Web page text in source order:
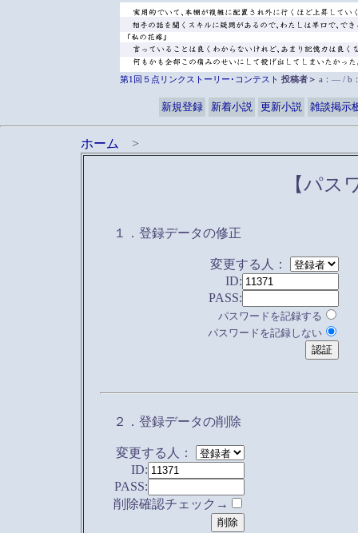
第1回５点リンクストーリー･コンテスト 投稿者＞ a：― / b
新規登録 新着小説 更新小説 雑談掲示
ホーム >
【パス
１．登録データの修正
変更する人：
ID:
PASS:
パスワードを記録する
パスワードを記録しない
２．登録データの削除
変更する人：
ID:
PASS:
削除確認チェック→